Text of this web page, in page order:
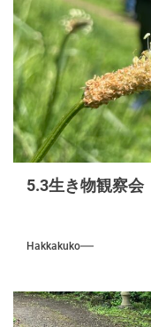
5.3生き物観察会
Hakkakuko